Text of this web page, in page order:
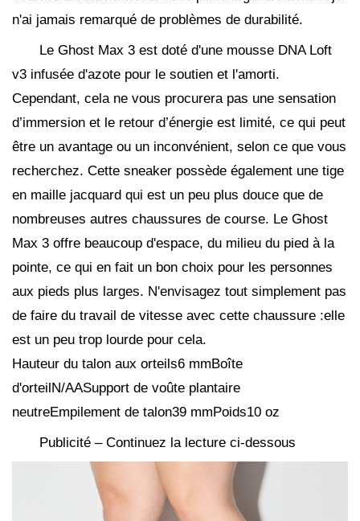
n'ai jamais remarqué de problèmes de durabilité.
Le Ghost Max 3 est doté d'une mousse DNA Loft
v3 infusée d'azote pour le soutien et l'amorti.
Cependant, cela ne vous procurera pas une sensation
d’immersion et le retour d’énergie est limité, ce qui peut
être un avantage ou un inconvénient, selon ce que vous
recherchez. Cette sneaker possède également une tige
en maille jacquard qui est un peu plus douce que de
nombreuses autres chaussures de course. Le Ghost
Max 3 offre beaucoup d'espace, du milieu du pied à la
pointe, ce qui en fait un bon choix pour les personnes
aux pieds plus larges. N'envisagez tout simplement pas
de faire du travail de vitesse avec cette chaussure :elle
est un peu trop lourde pour cela.
Hauteur du talon aux orteils6 mmBoîte
d'orteilN/AASupport de voûte plantaire
neutreEmpilement de talon39 mmPoids10 oz
Publicité – Continuez la lecture ci-dessous